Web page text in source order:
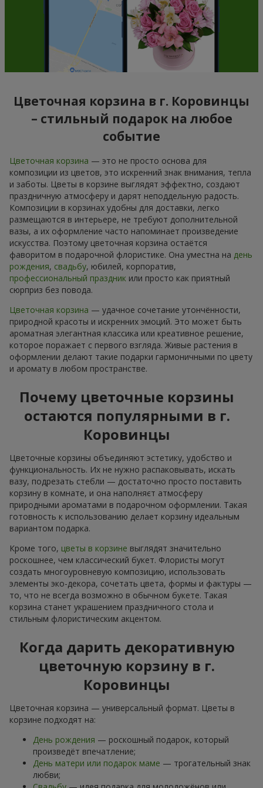
Цветочная корзина в г. Коровинцы
– стильный подарок на любое
событие
Цветочная корзина — это не просто основа для
композиции из цветов, это искренний знак внимания, тепла
и заботы. Цветы в корзине выглядят эффектно, создают
праздничную атмосферу и дарят неподдельную радость.
Композиции в корзинах удобны для доставки, легко
размещаются в интерьере, не требуют дополнительной
вазы, а их оформление часто напоминает произведение
искусства. Поэтому цветочная корзина остаётся
фаворитом в подарочной флористике. Она уместна на день
рождения, свадьбу, юбилей, корпоратив,
профессиональный праздник или просто как приятный
сюрприз без повода.
Цветочная корзина — удачное сочетание утончённости,
природной красоты и искренних эмоций. Это может быть
ароматная элегантная классика или креативное решение,
которое поражает с первого взгляда. Живые растения в
оформлении делают такие подарки гармоничными по цвету
и аромату в любом пространстве.
Почему цветочные корзины
остаются популярными в г.
Коровинцы
Цветочные корзины объединяют эстетику, удобство и
функциональность. Их не нужно распаковывать, искать
вазу, подрезать стебли — достаточно просто поставить
корзину в комнате, и она наполняєт атмосферу
природными ароматами в подарочном оформлении. Такая
готовность к использованию делает корзину идеальным
вариантом подарка.
Кроме того, цветы в корзине выглядят значительно
роскошнее, чем классический букет. Флористы могут
создать многоуровневую композицию, использовать
элементы эко-декора, сочетать цвета, формы и фактуры —
то, что не всегда возможно в обычном букете. Такая
корзина станет украшением праздничного стола и
стильным флористическим акцентом.
Когда дарить декоративную
цветочную корзину в г.
Коровинцы
Цветочная корзина — универсальный формат. Цветы в
корзине подходят на:
День рождения — роскошный подарок, который
произведёт впечатление;
День матери или подарок маме — трогательный знак
любви;